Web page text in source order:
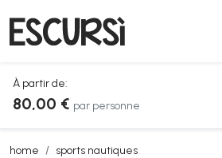
À partir de:
80,00 € par personne
home sports nautiques
oristano: excursion en kayak transparent